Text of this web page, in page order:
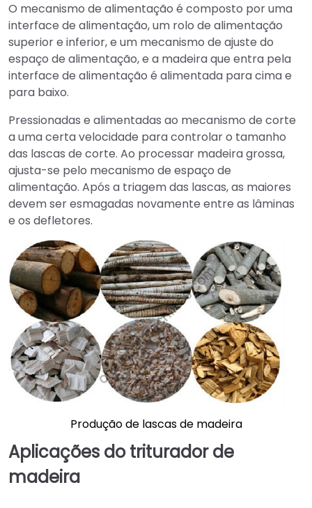
O mecanismo de alimentação é composto por uma
interface de alimentação, um rolo de alimentação
superior e inferior, e um mecanismo de ajuste do
espaço de alimentação, e a madeira que entra pela
interface de alimentação é alimentada para cima e
para baixo.
Pressionadas e alimentadas ao mecanismo de corte
a uma certa velocidade para controlar o tamanho
das lascas de corte. Ao processar madeira grossa,
ajusta-se pelo mecanismo de espaço de
alimentação. Após a triagem das lascas, as maiores
devem ser esmagadas novamente entre as lâminas
e os defletores.
Produção de lascas de madeira
Aplicações do triturador de
madeira